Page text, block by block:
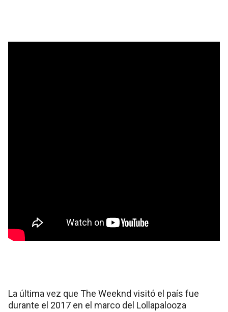
La última vez que The Weeknd visitó el país fue
durante el 2017 en el marco del Lollapalooza